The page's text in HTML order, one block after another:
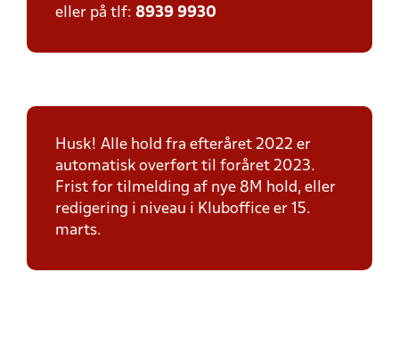
eller på tlf: 8939 9930
Husk! Alle hold fra efteråret 2022 er
automatisk overført til foråret 2023.
Frist for tilmelding af nye 8M hold, eller
redigering i niveau i Kluboffice er 15.
marts.